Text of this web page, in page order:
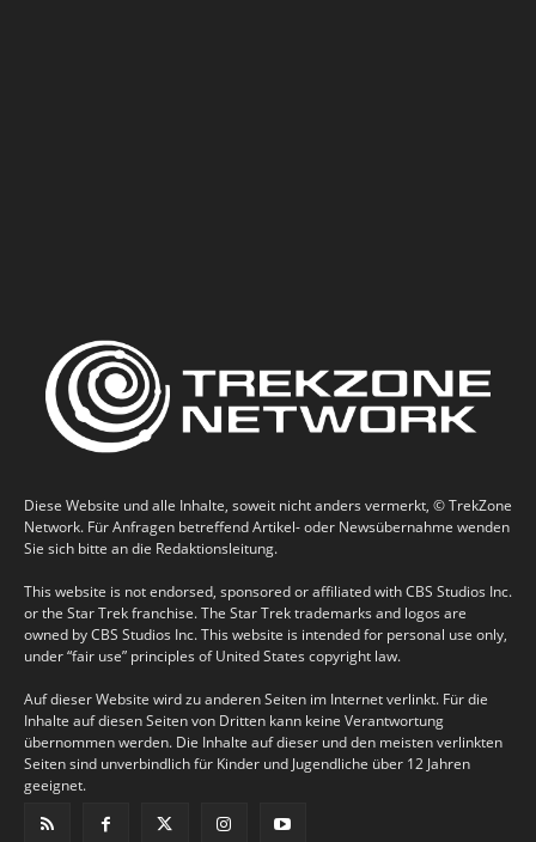
Diese Website und alle Inhalte, soweit nicht anders vermerkt, © TrekZone
Network. Für Anfragen betreffend Artikel- oder Newsübernahme wenden
Sie sich bitte an die Redaktionsleitung.
This website is not endorsed, sponsored or affiliated with CBS Studios Inc.
or the Star Trek franchise. The Star Trek trademarks and logos are
owned by CBS Studios Inc. This website is intended for personal use only,
under “fair use” principles of United States copyright law.
Auf dieser Website wird zu anderen Seiten im Internet verlinkt. Für die
Inhalte auf diesen Seiten von Dritten kann keine Verantwortung
übernommen werden. Die Inhalte auf dieser und den meisten verlinkten
Seiten sind unverbindlich für Kinder und Jugendliche über 12 Jahren
geeignet.